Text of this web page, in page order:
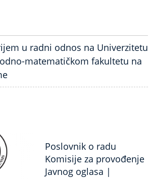
u radni odnos na Univerzitetu
matematičkom fakultetu na
Poslovnik o radu
Komisije za provođenje
Javnog oglasa |